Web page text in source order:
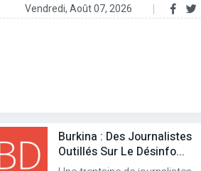
Vendredi, Août 07, 2026
Burkina : Des Journalistes
Outillés Sur Le Désinfo...